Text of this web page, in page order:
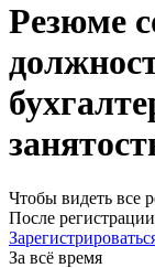
Резюме
Чтобы видеть все
После
За всё время